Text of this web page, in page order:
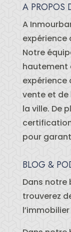
A PROPOS
A
expérience
Notre
hautement
expérience
vente et
la ville. De
pour
BLOG &
Dans notre
trouverez